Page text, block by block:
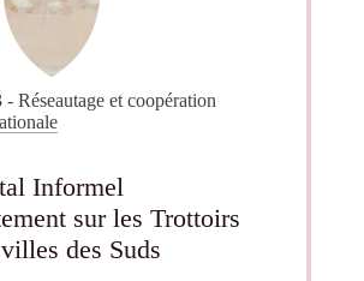
- Réseautage et coopération
Informel
sur les Trottoirs
des Suds